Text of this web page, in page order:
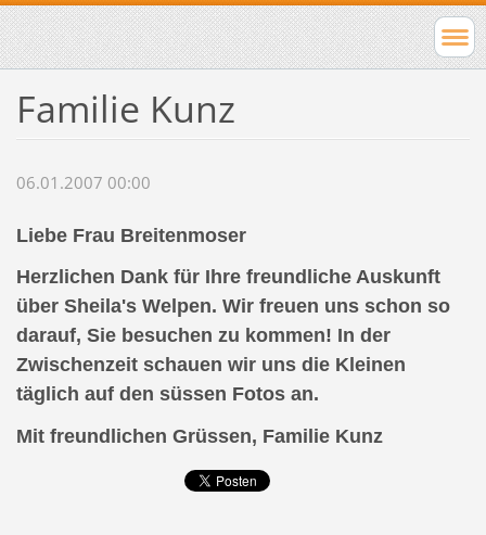
Familie Kunz
06.01.2007 00:00
Liebe Frau Breitenmoser
Herzlichen Dank für Ihre freundliche Auskunft
über Sheila's Welpen. Wir freuen uns schon so
darauf, Sie besuchen zu kommen! In der
Zwischenzeit schauen wir uns die Kleinen
täglich auf den süssen Fotos an.
Mit freundlichen Grüssen, Familie Kunz